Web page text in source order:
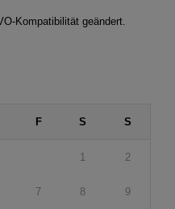
Kompatibilität geändert.
F S S
1 2
7 8 9